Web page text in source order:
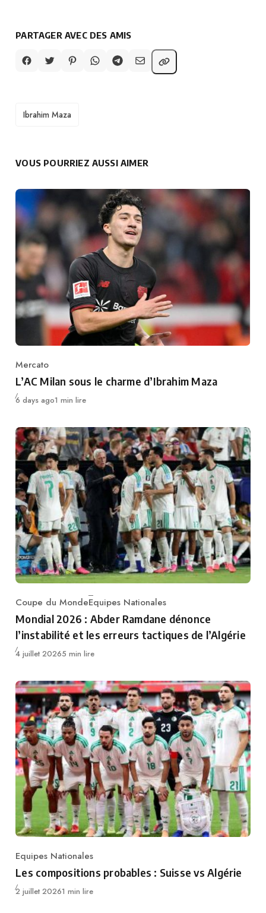
PARTAGER AVEC DES AMIS
TAGS
Ibrahim Maza
VOUS POURRIEZ AUSSI AIMER
Category
Mercato
L’AC Milan sous le charme d’Ibrahim Maza
Publié
6 days ago1 min lire
Category
Coupe du MondeEquipes Nationales
Mondial 2026 : Abder Ramdane dénonce
l’instabilité et les erreurs tactiques de l’Algérie
Publié
4 juillet 20265 min lire
Category
Equipes Nationales
Les compositions probables : Suisse vs Algérie
Publié
2 juillet 20261 min lire